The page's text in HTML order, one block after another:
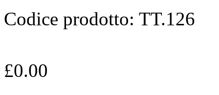
Codice prodotto: TT.126
£0.00